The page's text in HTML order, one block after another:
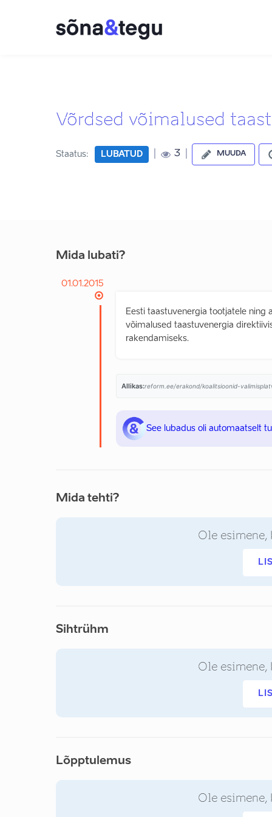
Võrdsed võimalused
Staatus: LUBATUD 3 MUUDA
Mida lubati?
01.01.2015
Eesti taastuvenergia tootjatele ning
võimalused taastuvenergia
rakendamiseks.
Allikas:reform.ee/erakond/koalitsioonid-
See lubadus oli automaatselt
Mida tehti?
Ole esimene,
Sihtrühm
Ole esimene,
Lõpptulemus
Ole esimene,